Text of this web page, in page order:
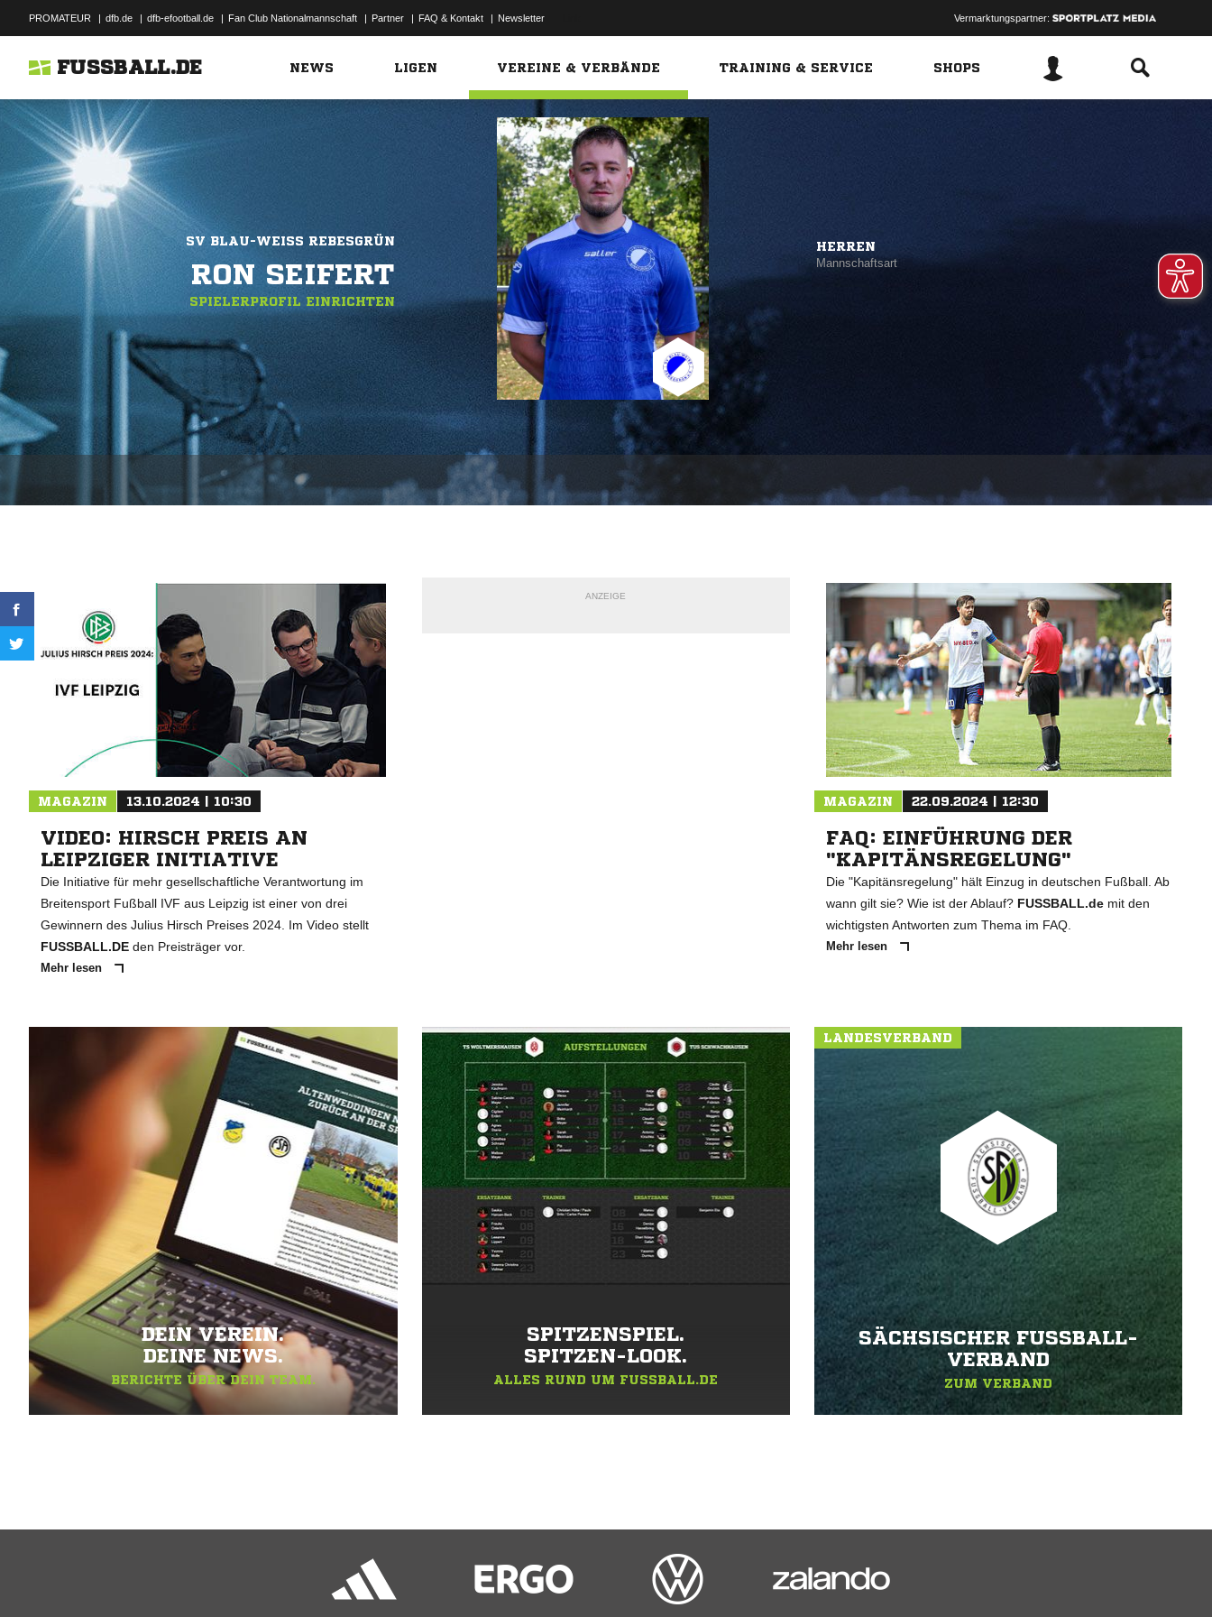
PROMATEUR | dfb.de | dfb-efootball.de | Fan Club Nationalmannschaft | Partner | FAQ & Kontakt | Newsletter Vermarktungspartner:
FUSSBALL.DE NEWS LIGEN VEREINE & VERBÄNDE TRAINING & SERVICE SHOPS
SV BLAU-WEISS REBESGRÜN
RON SEIFERT
SPIELERPROFIL EINRICHTEN
HERREN
Mannschaftsart
MAGAZIN 13.10.2024 | 10:30
VIDEO: HIRSCH PREIS AN
LEIPZIGER INITIATIVE
Die Initiative für mehr gesellschaftliche Verantwortung im
Breitensport Fußball IVF aus Leipzig ist einer von drei
Gewinnern des Julius Hirsch Preises 2024. Im Video stellt
FUSSBALL.DE den Preisträger vor.
Mehr lesen
ANZEIGE
MAGAZIN 22.09.2024 | 12:30
FAQ: EINFÜHRUNG DER
"KAPITÄNSREGELUNG"
Die "Kapitänsregelung" hält Einzug in deutschen Fußball. Ab
wann gilt sie? Wie ist der Ablauf? FUSSBALL.de mit den
wichtigsten Antworten zum Thema im FAQ.
Mehr lesen
DEIN VEREIN.
DEINE NEWS.
BERICHTE ÜBER DEIN TEAM.
SPITZENSPIEL.
SPITZEN-LOOK.
ALLES RUND UM FUSSBALL.DE
LANDESVERBAND
SÄCHSISCHER FUSSBALL-V
ERBAND
ZUM VERBAND